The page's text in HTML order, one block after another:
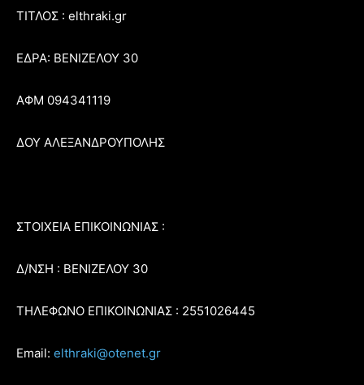
ΤΙΤΛΟΣ : elthraki.gr
ΕΔΡΑ: ΒΕΝΙΖΕΛΟΥ 30
ΑΦΜ 094341119
ΔΟΥ ΑΛΕΞΑΝΔΡΟΥΠΟΛΗΣ
ΣΤΟΙΧΕΙΑ ΕΠΙΚΟΙΝΩΝΙΑΣ :
Δ/ΝΣΗ : ΒΕΝΙΖΕΛΟΥ 30
ΤΗΛΕΦΩΝΟ ΕΠΙΚΟΙΝΩΝΙΑΣ : 2551026445
Email: elthraki@otenet.gr